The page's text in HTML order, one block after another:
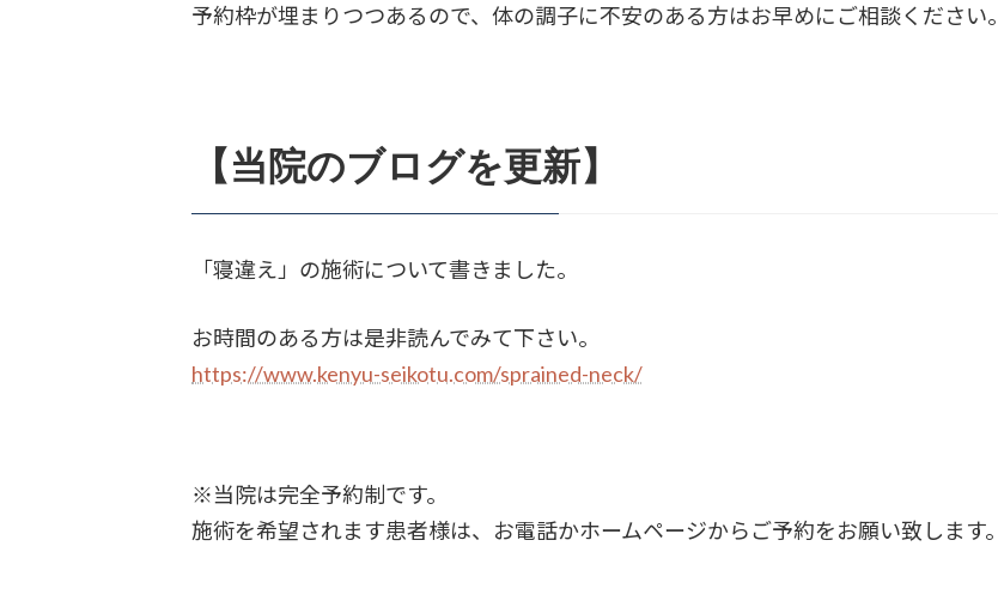
予約枠が埋まりつつあるので、体の調子に不安のある方はお早めにご相談ください。
【当院のブログを更新】
「寝違え」の施術について書きました。
お時間のある方は是非読んでみて下さい。
https://www.kenyu-seikotu.com/sprained-neck/
※当院は完全予約制です。
施術を希望されます患者様は、お電話かホームページからご予約をお願い致します。